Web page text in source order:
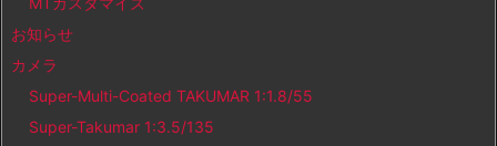
お知らせ
カメラ
Super-Multi-Coated TAKUMAR 1:1.8/55
Super-Takumar 1:3.5/135